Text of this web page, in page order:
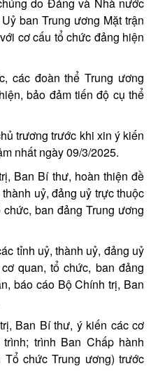
do Đảng và Nhà nước
ban Trung ương Mặt trận
cơ cấu tổ chức đảng hiện
các đoàn thể Trung ương
bảo đảm tiến độ cụ thể
trương trước khi xin ý kiến
nhất ngày 09/3/2025.
Ban Bí thư, hoàn thiện đề
uỷ, đảng uỷ trực thuộc
ban đảng Trung ương
tỉnh uỷ, thành uỷ, đảng uỷ
quan, tổ chức, ban đảng
báo cáo Bộ Chính trị, Ban
Ban Bí thư, ý kiến các cơ
trình Ban Chấp hành
chức Trung ương) trước